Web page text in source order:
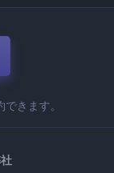
きます。